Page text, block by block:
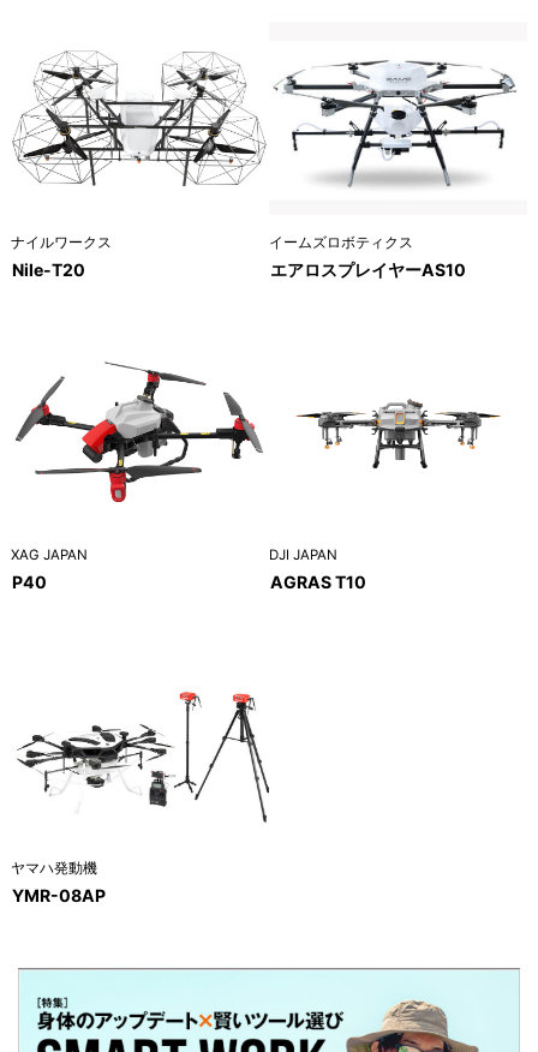
ナイルワークス
Nile-T20
イームズロボティクス
エアロスプレイヤーAS10
XAG JAPAN
P40
DJI JAPAN
AGRAS T10
ヤマハ発動機
YMR-08AP